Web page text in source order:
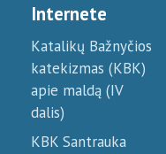
Internete
Katalikų Bažnyčios
katekizmas (KBK)
apie maldą (IV
dalis)
KBK Santrauka